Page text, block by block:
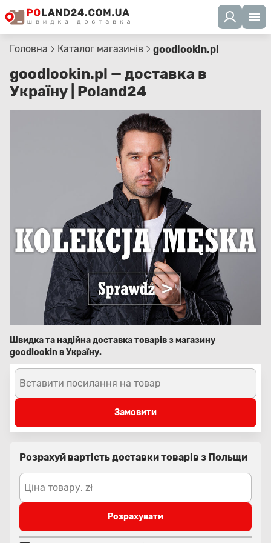
Головна Каталог магазинів goodlookin.pl
goodlookin.pl — доставка в
Україну | Poland24
Швидка та надійна доставка товарів з магазину
goodlookin в Україну.
Вставити посилання на товар
Замовити
Розрахуй вартість доставки товарів з Польщи
Ціна товару, zł
Розрахувати